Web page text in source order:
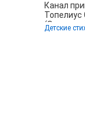
Канал
Топелиус
версия
Детские